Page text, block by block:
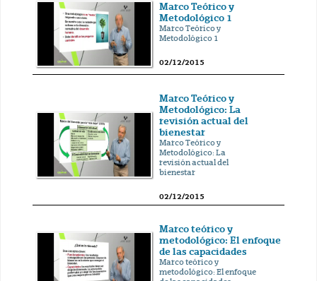
Marco Teórico y
Metodológico 1
Marco Teórico y
Metodológico 1
02/12/2015
Marco Teórico y
Metodológico: La
revisión actual del
bienestar
Marco Teórico y
Metodológico: La
revisión actual del
bienestar
02/12/2015
Marco teórico y
metodológico: El enfoque
de las capacidades
Marco teórico y
metodológico: El enfoque